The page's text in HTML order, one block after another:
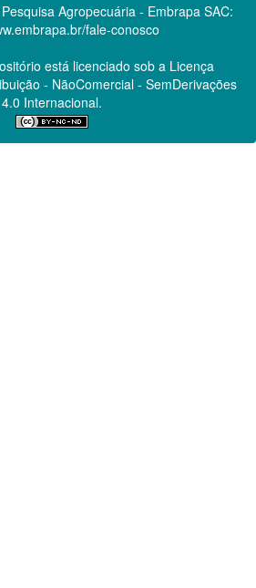
Agropecuária - Embrapa SAC:
fale-conosco
está licenciado sob a Licença
- NãoComercial - SemDerivações
4.0 Internacional.